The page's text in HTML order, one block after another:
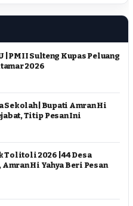
| PMII Sulteng Kupas Peluang
2026
Sekolah | Bupati Amran Hi
Titip Pesan Ini
Tolitoli 2026 | 44 Desa
Hi Yahya Beri Pesan